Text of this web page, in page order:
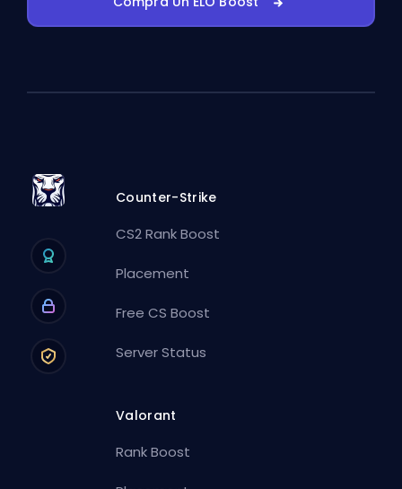
Counter-Strike
CS2 Rank Boost
Placement
Free CS Boost
Server Status
Valorant
Rank Boost